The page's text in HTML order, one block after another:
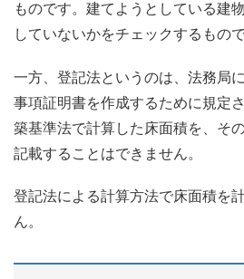
ものです。建てようとしている建
していないかをチェックするもので
一方、登記法というのは、法務局
事項証明書を作成するために規定
築基準法で計算した床面積を、そ
記載することはできません。
登記法による計算方法で床面積を
ん。